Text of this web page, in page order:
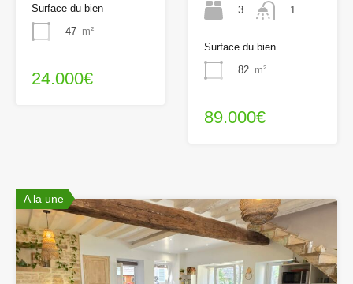
Surface du bien
47 m²
24.000€
3
1
Surface du bien
82 m²
89.000€
A la une